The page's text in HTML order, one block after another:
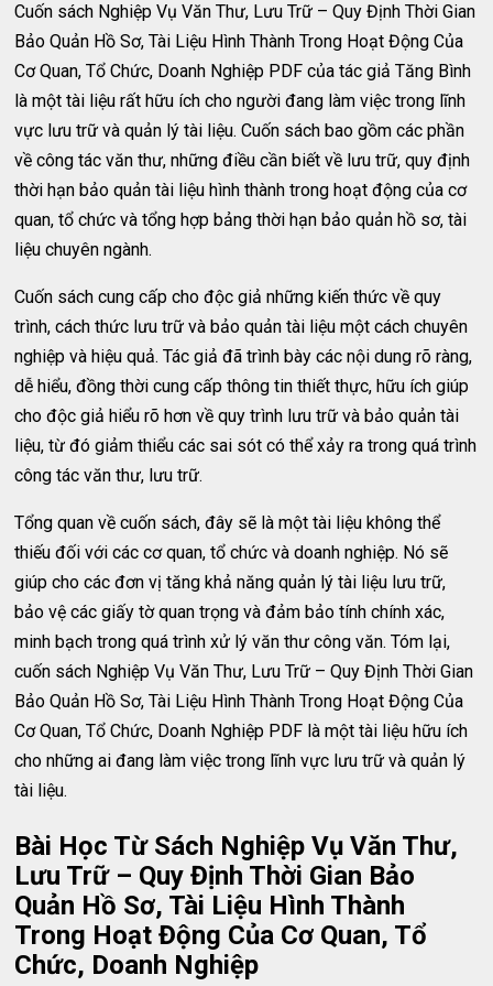
Cuốn sách Nghiệp Vụ Văn Thư, Lưu Trữ – Quy Định Thời Gian
Bảo Quản Hồ Sơ, Tài Liệu Hình Thành Trong Hoạt Động Của
Cơ Quan, Tổ Chức, Doanh Nghiệp PDF của tác giả Tăng Bình
là một tài liệu rất hữu ích cho người đang làm việc trong lĩnh
vực lưu trữ và quản lý tài liệu. Cuốn sách bao gồm các phần
về công tác văn thư, những điều cần biết về lưu trữ, quy định
thời hạn bảo quản tài liệu hình thành trong hoạt động của cơ
quan, tổ chức và tổng hợp bảng thời hạn bảo quản hồ sơ, tài
liệu chuyên ngành.
Cuốn sách cung cấp cho độc giả những kiến thức về quy
trình, cách thức lưu trữ và bảo quản tài liệu một cách chuyên
nghiệp và hiệu quả. Tác giả đã trình bày các nội dung rõ ràng,
dễ hiểu, đồng thời cung cấp thông tin thiết thực, hữu ích giúp
cho độc giả hiểu rõ hơn về quy trình lưu trữ và bảo quản tài
liệu, từ đó giảm thiểu các sai sót có thể xảy ra trong quá trình
công tác văn thư, lưu trữ.
Tổng quan về cuốn sách, đây sẽ là một tài liệu không thể
thiếu đối với các cơ quan, tổ chức và doanh nghiệp. Nó sẽ
giúp cho các đơn vị tăng khả năng quản lý tài liệu lưu trữ,
bảo vệ các giấy tờ quan trọng và đảm bảo tính chính xác,
minh bạch trong quá trình xử lý văn thư công văn. Tóm lại,
cuốn sách Nghiệp Vụ Văn Thư, Lưu Trữ – Quy Định Thời Gian
Bảo Quản Hồ Sơ, Tài Liệu Hình Thành Trong Hoạt Động Của
Cơ Quan, Tổ Chức, Doanh Nghiệp PDF là một tài liệu hữu ích
cho những ai đang làm việc trong lĩnh vực lưu trữ và quản lý
tài liệu.
Bài Học Từ Sách Nghiệp Vụ Văn Thư,
Lưu Trữ – Quy Định Thời Gian Bảo
Quản Hồ Sơ, Tài Liệu Hình Thành
Trong Hoạt Động Của Cơ Quan, Tổ
Chức, Doanh Nghiệp